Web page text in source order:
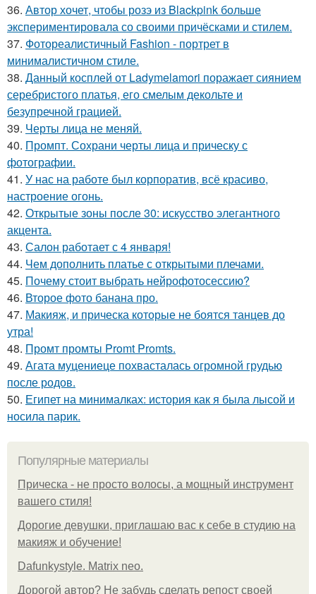
36. Автор хочет, чтобы розэ из Blackpink больше
экспериментировала со своими причёсками и стилем.
37. Фотореалистичный Fashion - портрет в
минималистичном стиле.
38. Данный косплей от Ladymelamori поражает сиянием
серебристого платья, его смелым декольте и
безупречной грацией.
39. Черты лица не меняй.
40. Промпт. Сохрани черты лица и прическу с
фотографии.
41. У нас на работе был корпоратив, всё красиво,
настроение огонь.
42. Открытые зоны после 30: искусство элегантного
акцента.
43. Салон работает с 4 января!
44. Чем дополнить платье с открытыми плечами.
45. Почему стоит выбрать нейрофотосессию?
46. Второе фото банана про.
47. Макияж, и прическа которые не боятся танцев до
утра!
48. Промт промты Promt Promts.
49. Агата муцениеце похвасталась огромной грудью
после родов.
50. Египет на минималках: история как я была лысой и
носила парик.
Популярные материалы
Прическа - не просто волосы, а мощный инструмент
вашего стиля!
Дорогие девушки, приглашаю вас к себе в студию на
макияж и обучение!
Dafunkystyle. Matrix neo.
Дорогой автор? Не забудь сделать репост своей